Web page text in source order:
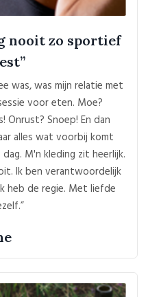
nooit zo sportief
was, was mijn relatie met
voor eten. Moe?
Onrust? Snoep! En dan
alles wat voorbij komt
M'n kleding zit heerlijk.
Ik ben verantwoordelijk
heb de regie. Met liefde